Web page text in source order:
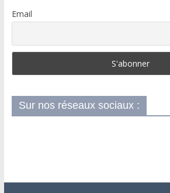
Email
Sur nos réseaux sociaux :